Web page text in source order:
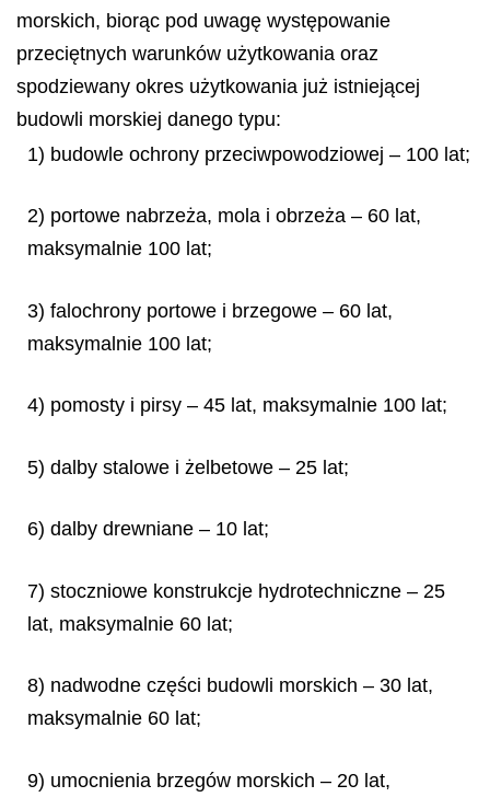
morskich, biorąc pod uwagę występowanie
przeciętnych warunków użytkowania oraz
spodziewany okres użytkowania już istniejącej
budowli morskiej danego typu:
1) budowle ochrony przeciwpowodziowej – 100 lat;
2) portowe nabrzeża, mola i obrzeża – 60 lat,
maksymalnie 100 lat;
3) falochrony portowe i brzegowe – 60 lat,
maksymalnie 100 lat;
4) pomosty i pirsy – 45 lat, maksymalnie 100 lat;
5) dalby stalowe i żelbetowe – 25 lat;
6) dalby drewniane – 10 lat;
7) stoczniowe konstrukcje hydrotechniczne – 25
lat, maksymalnie 60 lat;
8) nadwodne części budowli morskich – 30 lat,
maksymalnie 60 lat;
9) umocnienia brzegów morskich – 20 lat,